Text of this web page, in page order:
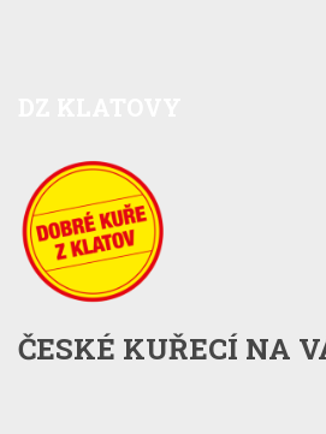
ČESKÉ KUŘECÍ NA